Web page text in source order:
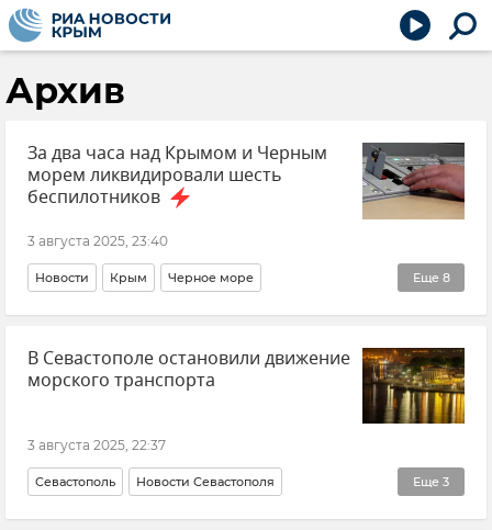
Архив
За два часа над Крымом и Черным
морем ликвидировали шесть
беспилотников
3 августа 2025, 23:40
Еще 8
Новости Крым Черное море
Брянская область Курская область
Орловская область Новости Крыма ПВО
Вооруженные силы России
Министерство обороны РФ
В Севастополе остановили движение
морского транспорта
3 августа 2025, 22:37
Еще 3
Севастополь Новости Севастополя
Морской транспорт